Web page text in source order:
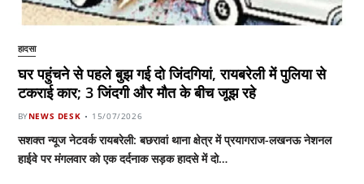
हादसा
घर पहुंचने से पहले बुझ गई दो जिंदगियां, रायबरेली में पुलिया से
टकराई कार; 3 जिंदगी और मौत के बीच जूझ रहे
BYNEWS DESK 15/07/2026
सशक्त न्यूज नेटवर्क रायबरेली: बछरावां थाना क्षेत्र में प्रयागराज-लखनऊ नेशनल
हाईवे पर मंगलवार को एक दर्दनाक सड़क हादसे में दो…